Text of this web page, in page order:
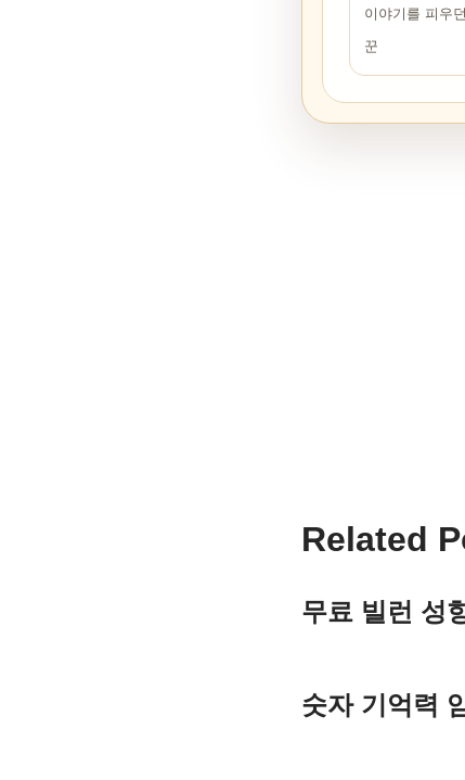
이야기를 피우
꾼
Related
무료 빌런 성
숫자 기억력